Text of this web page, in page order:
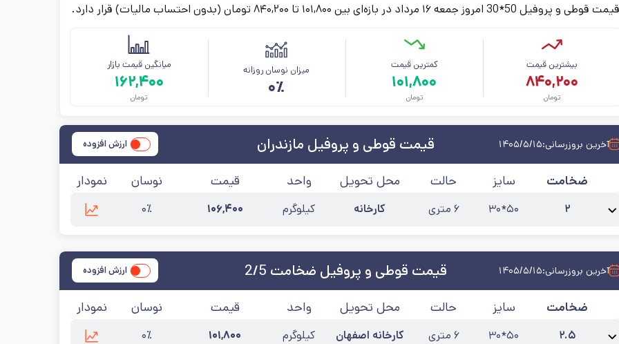
قیمت قوطی و پروفیل 50*30 امروز جمعه ۱۶ مرداد در بازه‌ای بین ۱۰۱,۸۰۰ تا ۸۴۰,۲۰۰ تومان (بدون احتساب مالیات) قرار دارد.
بیشترین قیمت
۸۴۰,۲۰۰
تومان
کمترین قیمت
۱۰۱,۸۰۰
تومان
میزان نوسان روزانه
۰٪
میانگین قیمت بازار
۱۶۲,۴۰۰
تومان
ارزش افزوده قیمت قوطی و پروفیل مازندران آخرین بروزرسانی:۱۴۰۵/۵/۱۵
ضخامت سایز حالت محل تحویل واحد قیمت نوسان نمودار
۲ ۵۰*۳۰ ۶ متری کارخانه کیلوگرم ۱۰۶,۴۰۰ ۰٪
ارزش افزوده قیمت قوطی و پروفیل ضخامت 2/5 آخرین بروزرسانی:۱۴۰۵/۵/۱۵
ضخامت سایز حالت محل تحویل واحد قیمت نوسان نمودار
۲.۵ ۵۰*۳۰ ۶ متری کارخانه اصفهان کیلوگرم ۱۰۱,۸۰۰ ۰٪